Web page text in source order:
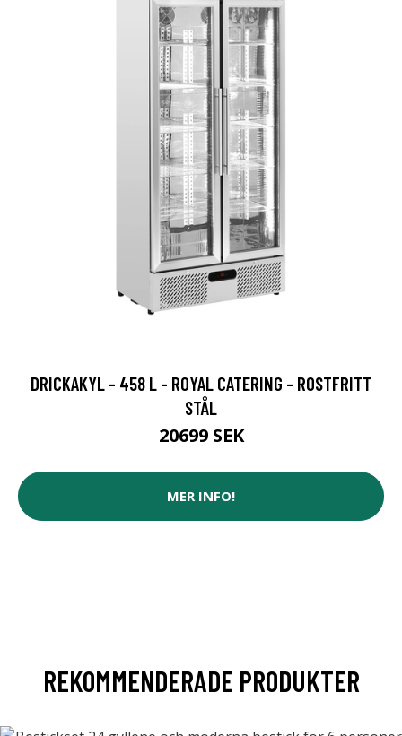
DRICKAKYL - 458 L - ROYAL CATERING - ROSTFRITT
STÅL
20699 SEK
MER INFO!
REKOMMENDERADE PRODUKTER